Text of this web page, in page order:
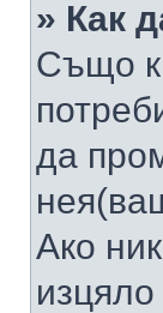
» Как
Също
да
Ако